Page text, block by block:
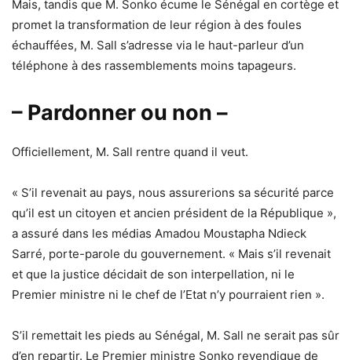
Mais, tandis que M. Sonko écume le Sénégal en cortège et
promet la transformation de leur région à des foules
échauffées, M. Sall s’adresse via le haut-parleur d’un
téléphone à des rassemblements moins tapageurs.
– Pardonner ou non –
Officiellement, M. Sall rentre quand il veut.
« S’il revenait au pays, nous assurerions sa sécurité parce
qu’il est un citoyen et ancien président de la République »,
a assuré dans les médias Amadou Moustapha Ndieck
Sarré, porte-parole du gouvernement. « Mais s’il revenait
et que la justice décidait de son interpellation, ni le
Premier ministre ni le chef de l’Etat n’y pourraient rien ».
S’il remettait les pieds au Sénégal, M. Sall ne serait pas sûr
d’en repartir. Le Premier ministre Sonko revendique de